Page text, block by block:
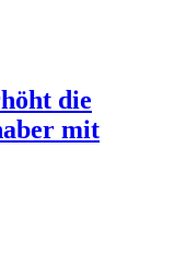
die
mit